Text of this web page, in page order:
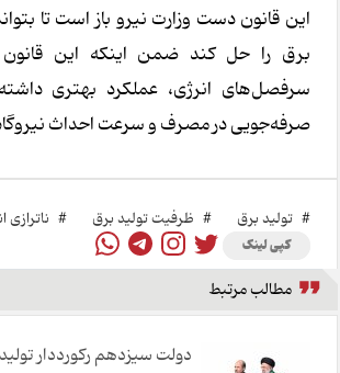
این قانون دست وزارت نیرو باز است تا
برق را حل کند ضمن اینکه این
سرفصل‌های انرژی، عملکرد بهتری
صرفه‌جویی در مصرف و سرعت احداث
# تولید برق # ظرفیت تولید برق # ناترازی
کپی لینک
مطالب مرتبط
دولت سیزدهم رکورددار